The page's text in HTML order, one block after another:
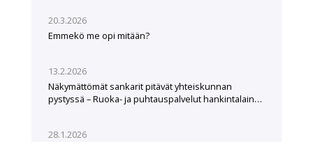
20.3.2026
Emmekö me opi mitään?
13.2.2026
Näkymättömät sankarit pitävät yhteiskunnan
pystyssä – Ruoka- ja puhtauspalvelut hankintalain
28.1.2026